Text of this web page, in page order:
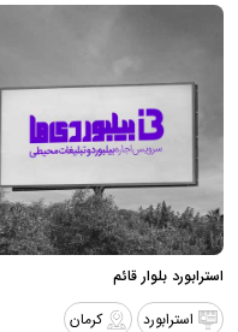
استرابورد بلوار قائم
استرابورد
کرمان